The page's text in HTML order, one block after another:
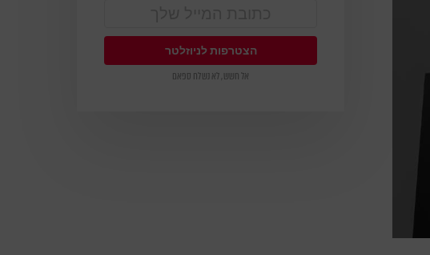
אל חשש, לא נשלח ספאם